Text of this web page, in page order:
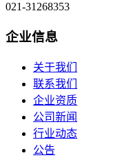
021-31268353
企业信息
关于我们
联系我们
企业资质
公司新闻
行业动态
公告